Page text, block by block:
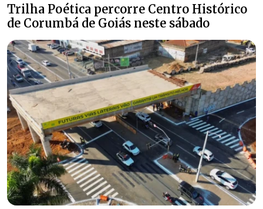
Trilha Poética percorre Centro Histórico
de Corumbá de Goiás neste sábado